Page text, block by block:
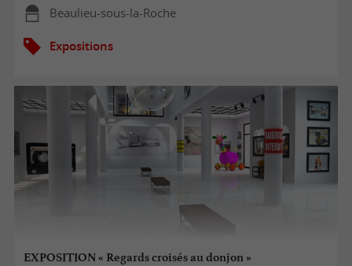
Beaulieu-sous-la-Roche
Expositions
EXPOSITION « Regards croisés au donjon »